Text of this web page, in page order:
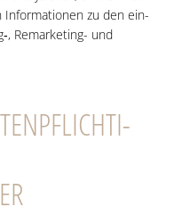
Infor­ma­tio­nen zu den ein­
Remar­ke­ting- und